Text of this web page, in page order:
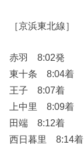
［京浜東北線］
赤羽 8:02発
東十条 8:04着
王子 8:07着
上中里 8:09着
田端 8:12着
西日暮里 8:14着